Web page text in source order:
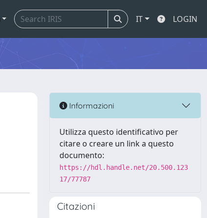
IT LOGIN
Informazioni
Utilizza questo identificativo per
citare o creare un link a questo
documento:
https://hdl.handle.net/20.500.123
17/77787
Citazioni